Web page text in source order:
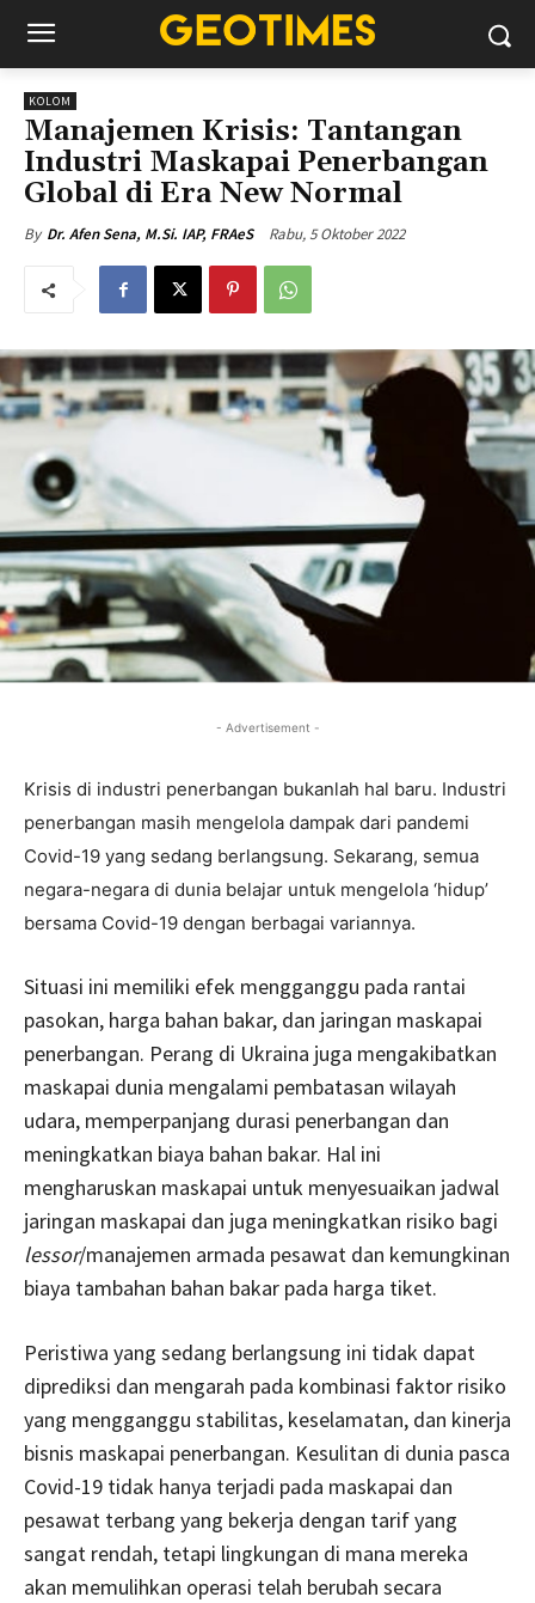
KOLOM
Manajemen Krisis: Tantangan
Industri Maskapai Penerbangan
Global di Era New Normal
By Dr. Afen Sena, M.Si. IAP, FRAeS Rabu, 5 Oktober 2022
- Advertisement -
Krisis di industri penerbangan bukanlah hal baru. Industri
penerbangan masih mengelola dampak dari pandemi
Covid-19 yang sedang berlangsung. Sekarang, semua
negara-negara di dunia belajar untuk mengelola ‘hidup’
bersama Covid-19 dengan berbagai variannya.
Situasi ini memiliki efek mengganggu pada rantai
pasokan, harga bahan bakar, dan jaringan maskapai
penerbangan. Perang di Ukraina juga mengakibatkan
maskapai dunia mengalami pembatasan wilayah
udara, memperpanjang durasi penerbangan dan
meningkatkan biaya bahan bakar. Hal ini
mengharuskan maskapai untuk menyesuaikan jadwal
jaringan maskapai dan juga meningkatkan risiko bagi
lessor/manajemen armada pesawat dan kemungkinan
biaya tambahan bahan bakar pada harga tiket.
Peristiwa yang sedang berlangsung ini tidak dapat
diprediksi dan mengarah pada kombinasi faktor risiko
yang mengganggu stabilitas, keselamatan, dan kinerja
bisnis maskapai penerbangan. Kesulitan di dunia pasca
Covid-19 tidak hanya terjadi pada maskapai dan
pesawat terbang yang bekerja dengan tarif yang
sangat rendah, tetapi lingkungan di mana mereka
akan memulihkan operasi telah berubah secara